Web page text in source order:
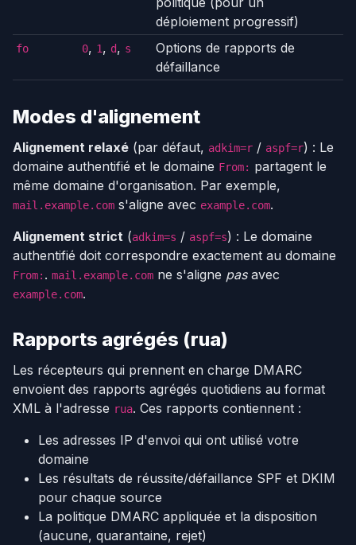
déploiement progressif)
fo 0, 1, d, s
Options de rapports de
défaillance
Modes d'alignement
Alignement relaxé (par défaut, adkim=r / aspf=r) : Le
domaine authentifié et le domaine From: partagent le
même domaine d'organisation. Par exemple,
mail.example.com s'aligne avec example.com.
Alignement strict (adkim=s / aspf=s) : Le domaine
authentifié doit correspondre exactement au domaine
From: . mail.example.com ne s'aligne pasavec
example.com.
Rapports agrégés (rua)
Les récepteurs qui prennent en charge DMARC
envoient des rapports agrégés quotidiens au format
XML à l'adresse rua. Ces rapports contiennent :
Les adresses IP d'envoi qui ont utilisé votre
domaine
Les résultats de réussite/défaillance SPF et DKIM
pour chaque source
La politique DMARC appliquée et la disposition
(aucune, quarantaine, rejet)